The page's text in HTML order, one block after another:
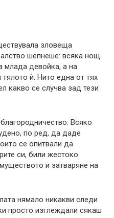
зловеща
шепнеше: всяка нощ
млада девойка, а на
ѝ. Нито една от тях
какво се случва зад тези
Всяко
по ред, да даде
се опитвали да
си, били жестоко
и затваряне на
нямало никакви следи
просто изглеждали сякаш